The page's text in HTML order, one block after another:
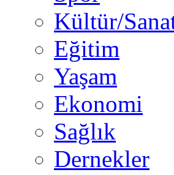
Kültür/
Eğitim
Yaşam
Ekonomi
Sağlık
Dernekler